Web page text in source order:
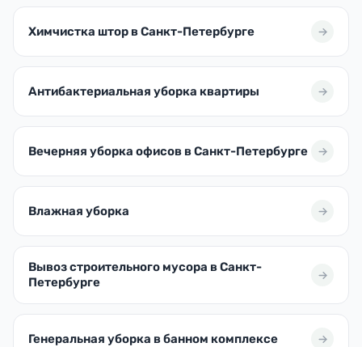
Химчистка штор в Санкт-Петербурге
Антибактериальная уборка квартиры
Вечерняя уборка офисов в Санкт-Петербурге
Влажная уборка
Вывоз строительного мусора в Санкт-
Петербурге
Генеральная уборка в банном комплексе